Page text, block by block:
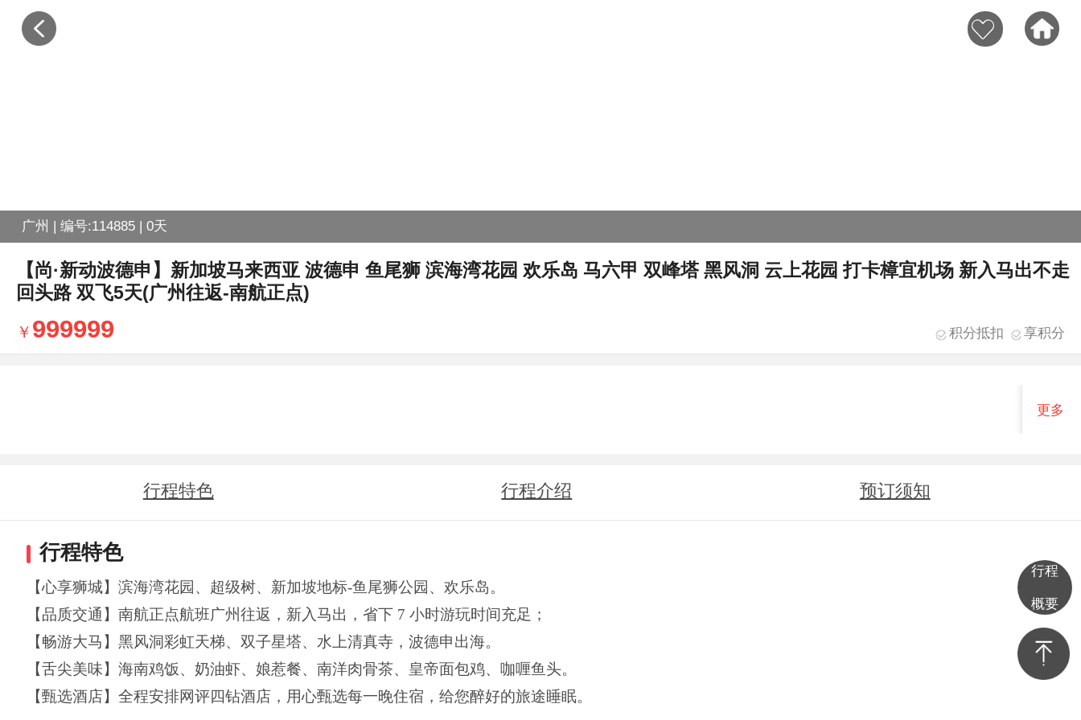
行程
概要
广州 | 编号:114885 | 0天
【尚·新动波德申】新加坡马来西亚 波德申 鱼尾狮 滨海湾花园 欢乐岛 马六甲 双峰塔 黑风洞 云上花园 打卡樟宜机场 新入马出不走
回头路 双飞5天(广州往返-南航正点)
999999 积分抵扣 享积分
更多
行程特色 行程介绍 预订须知
行程特色
【心享狮城】滨海湾花园、超级树、新加坡地标-鱼尾狮公园、欢乐岛。
【品质交通】南航正点航班广州往返，新入马出，省下 7 小时游玩时间充足；
【畅游大马】黑风洞彩虹天梯、双子星塔、水上清真寺，波德申出海。
【舌尖美味】海南鸡饭、奶油虾、娘惹餐、南洋肉骨茶、皇帝面包鸡、咖喱鱼头。
【甄选酒店】全程安排网评四钻酒店，用心甄选每一晚住宿，给您醉好的旅途睡眠。